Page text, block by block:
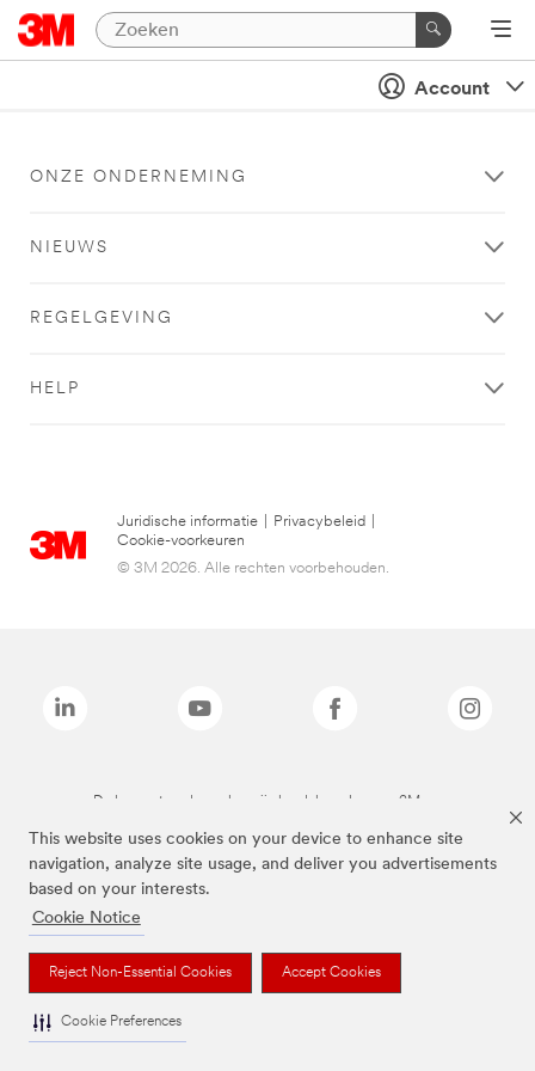
This website uses cookies on your device to enhance site
navigation, analyze site usage, and deliver you advertisements
based on your interests.
Cookie Notice
Reject Non-Essential Cookies Accept Cookies
Cookie Preferences
Account
ONZE ONDERNEMING
NIEUWS
REGELGEVING
HELP
Juridische informatie Privacybeleid
Cookie-voorkeuren
© 3M 2026. Alle rechten voorbehouden.
De bovenstaande merken zijn handelsmerken van 3M.we